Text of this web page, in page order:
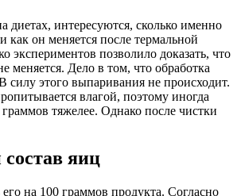
диетах, интересуются, сколько именно
как он меняется после термальной
экспериментов позволило доказать, что
меняется. Дело в том, что обработка
силу этого выпаривания не происходит.
влагой, поэтому иногда
тяжелее. Однако после чистки
яиц
на 100 граммов продукта. Согласно